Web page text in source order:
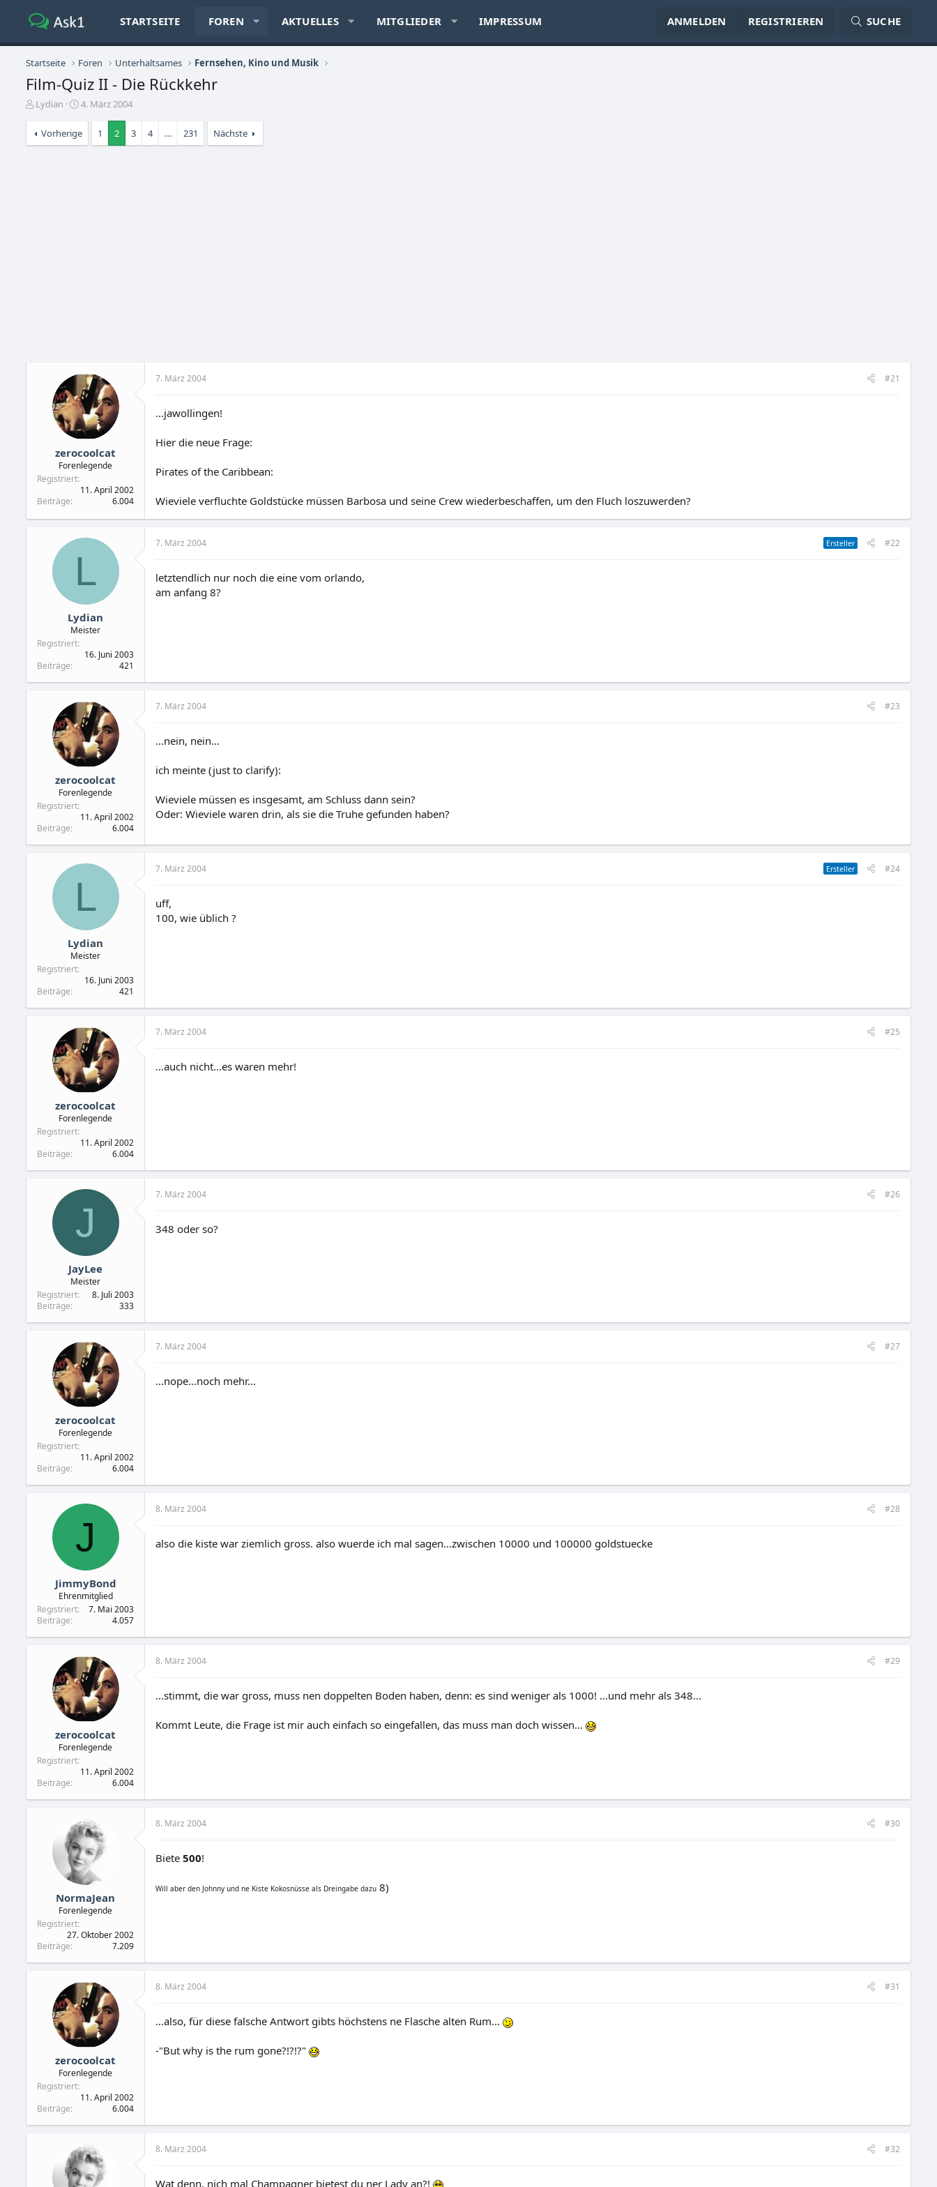
STARTSEITE FOREN AKTUELLES MITGLIEDER IMPRESSUM ANMELDEN REGISTRIEREN SUCHE
Startseite Foren Unterhaltsames Fernsehen, Kino und Musik
Film-Quiz II - Die Rückkehr
ELydian
E
t
4. März 2004
Vorherige 1 2 3 4 … 231 Nächste
zerocoolcat
Forenlegende
Registriert
11. April 2002
Beiträge
6.004
7. März 2004 #21
...jawollingen!
Hier die neue Frage:
Pirates of the Caribbean:
Wieviele verfluchte Goldstücke müssen Barbosa und seine Crew wiederbeschaffen, um den Fluch loszuwerden?
L
Lydian
Meister
Registriert
16. Juni 2003
Beiträge
421
7. März 2004 Ersteller #22
letztendlich nur noch die eine vom orlando,
am anfang 8?
zerocoolcat
Forenlegende
Registriert
11. April 2002
Beiträge
6.004
7. März 2004 #23
...nein, nein...
ich meinte (just to clarify):
Wieviele müssen es insgesamt, am Schluss dann sein?
Oder: Wieviele waren drin, als sie die Truhe gefunden haben?
L
Lydian
Meister
Registriert
16. Juni 2003
Beiträge
421
7. März 2004 Ersteller #24
uff,
100, wie üblich ?
zerocoolcat
Forenlegende
Registriert
11. April 2002
Beiträge
6.004
7. März 2004 #25
...auch nicht...es waren mehr!
J
JayLee
Meister
Registriert
8. Juli 2003
Beiträge
333
7. März 2004 #26
348 oder so?
zerocoolcat
Forenlegende
Registriert
11. April 2002
Beiträge
6.004
7. März 2004 #27
...nope...noch mehr...
J
JimmyBond
Ehrenmitglied
Registriert
7. Mai 2003
Beiträge
4.057
8. März 2004 #28
also die kiste war ziemlich gross. also wuerde ich mal sagen...zwischen 10000 und 100000 goldstuecke
zerocoolcat
Forenlegende
Registriert
11. April 2002
Beiträge
6.004
8. März 2004 #29
...stimmt, die war gross, muss nen doppelten Boden haben, denn: es sind weniger als 1000! ...und mehr als 348...
Kommt Leute, die Frage ist mir auch einfach so eingefallen, das muss man doch wissen...
NormaJean
Forenlegende
Registriert
27. Oktober 2002
Beiträge
7.209
8. März 2004 #30
Biete 500!
Will aber den Johnny und ne Kiste Kokosnüsse als Dreingabe dazu 8)
zerocoolcat
Forenlegende
Registriert
11. April 2002
Beiträge
6.004
8. März 2004 #31
...also, für diese falsche Antwort gibts höchstens ne Flasche alten Rum...
-"But why is the rum gone?!?!?"
8. März 2004 #32
Wat denn, nich mal Champagner bietest du ner Lady an?!